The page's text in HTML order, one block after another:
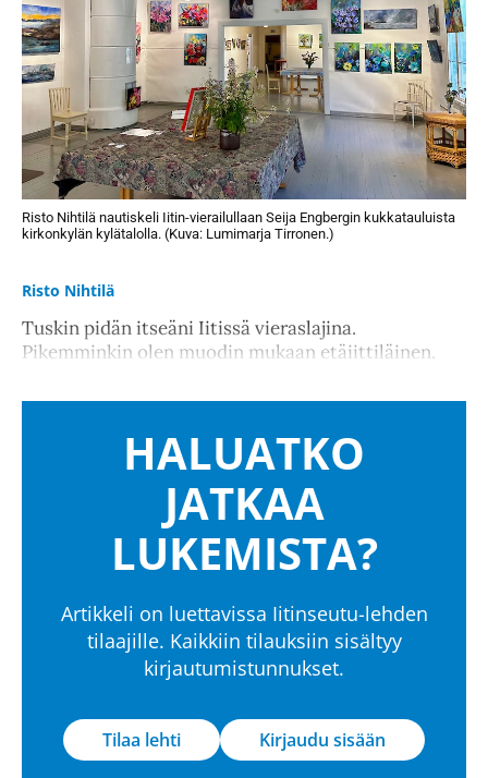
Risto Nihtilä nautiskeli Iitin-vierailullaan Seija Engbergin kukkatauluista
kirkonkylän kylätalolla. (Kuva: Lumimarja Tirronen.)
Risto Nihtilä
Tuskin pidän itseäni Iitissä vieraslajina.
Pikemminkin olen muodin mukaan etäiittiläinen.
HALUATKO
JATKAA
LUKEMISTA?
Artikkeli on luettavissa Iitinseutu-lehden
tilaajille. Kaikkiin tilauksiin sisältyy
kirjautumistunnukset.
Tilaa lehti Kirjaudu sisään